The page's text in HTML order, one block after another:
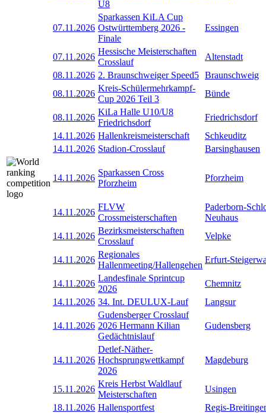
U8
07.11.2026
Sparkassen KiLA Cup
Ostwürttemberg 2026 -
Finale
Essingen
07.11.2026
Hessische Meisterschaften
Crosslauf
Altenstadt
08.11.2026 2. Braunschweiger Speed5 Braunschweig
08.11.2026
Kreis-Schülermehrkampf-
Cup 2026 Teil 3
Bünde
08.11.2026
KiLa Halle U10/U8
Friedrichsdorf
Friedrichsdorf
14.11.2026 Hallenkreismeisterschaft
Schkeuditz
14.11.2026 Stadion-Crosslauf Barsinghausen
14.11.2026
Sparkassen Cross
Pforzheim
Pforzheim
14.11.2026
FLVW
Crossmeisterschaften
Paderborn-
Neuhaus
14.11.2026
Bezirksmeisterschaften
Crosslauf
Velpke
14.11.2026
Regionales
Hallenmeeting/Hallengehen
Erfurt-
14.11.2026
Landesfinale Sprintcup
2026
Chemnitz
14.11.2026 34. Int. DEULUX-Lauf Langsur
14.11.2026
Gudensberger Crosslauf
2026 Hermann Kilian
Gedächtnislauf
Gudensberg
14.11.2026
Detlef-Näther-
Hochsprungwettkampf
2026
Magdeburg
15.11.2026
Kreis Herbst Waldlauf
Meisterschaften
Usingen
18.11.2026 Hallensportfest
Regis-